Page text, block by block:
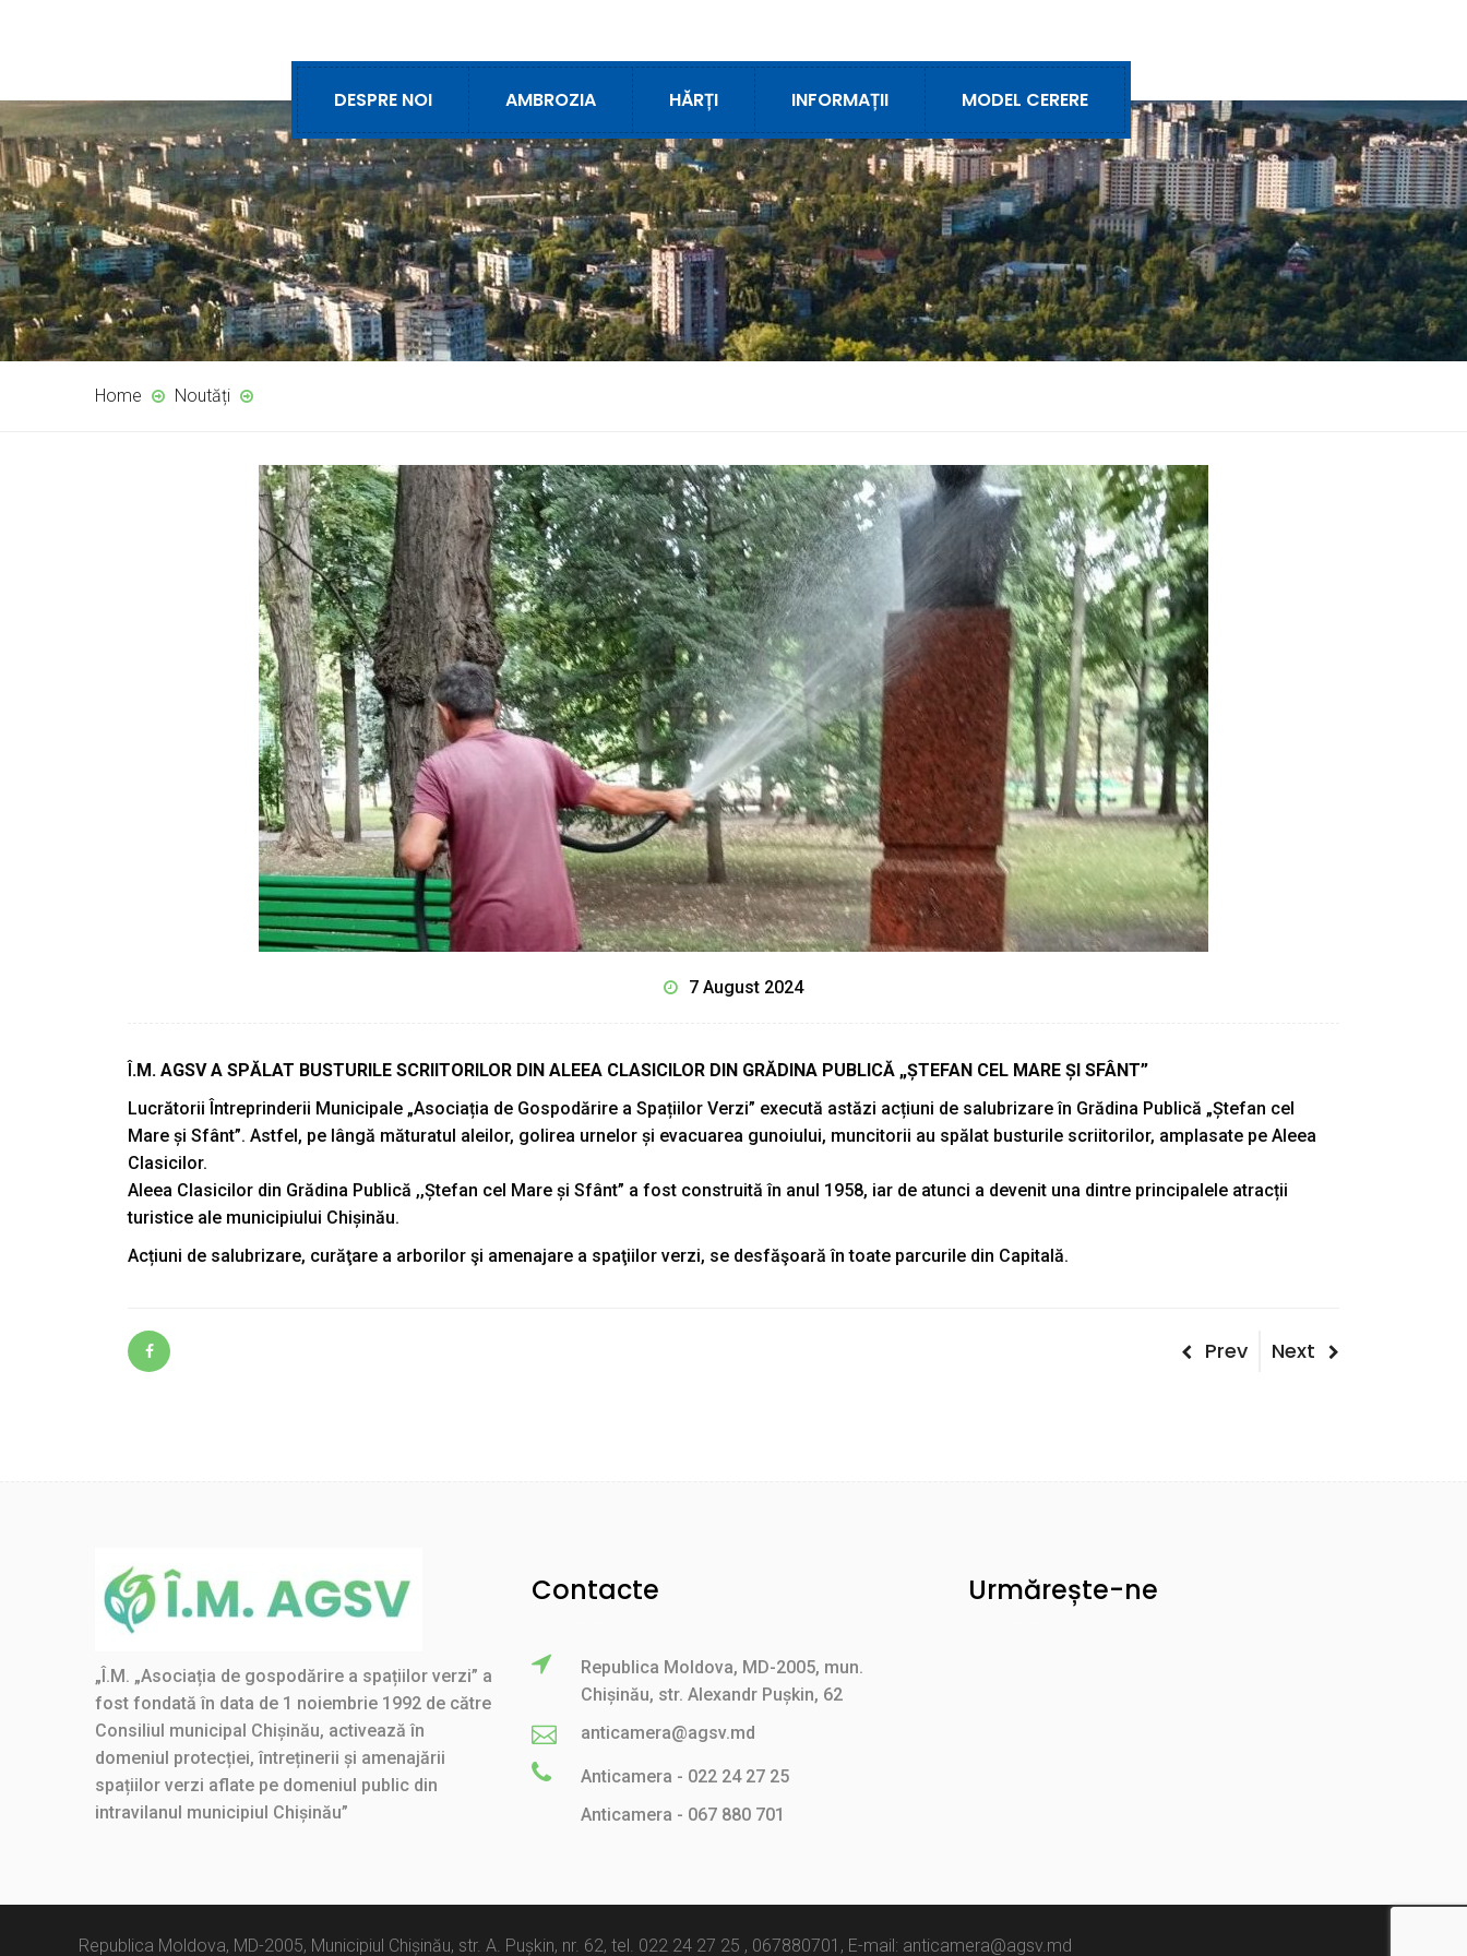
DESPRE NOI AMBROZIA HĂRȚI INFORMAȚII MODEL CERERE
Home Noutăți
7 August 2024
Î.M. AGSV A SPĂLAT BUSTURILE SCRIITORILOR DIN ALEEA CLASICILOR DIN GRĂDINA PUBLICĂ „ȘTEFAN CEL MARE ȘI SFÂNT”
Lucrătorii Întreprinderii Municipale „Asociația de Gospodărire a Spațiilor Verzi” execută astăzi acțiuni de salubrizare în Grădina Publică „Ștefan cel
Mare și Sfânt”. Astfel, pe lângă măturatul aleilor, golirea urnelor și evacuarea gunoiului, muncitorii au spălat busturile scriitorilor, amplasate pe Aleea
Clasicilor.
Aleea Clasicilor din Grădina Publică ,,Ștefan cel Mare și Sfânt” a fost construită în anul 1958, iar de atunci a devenit una dintre principalele atracții
turistice ale municipiului Chișinău.
Acțiuni de salubrizare, curăţare a arborilor şi amenajare a spaţiilor verzi, se desfăşoară în toate parcurile din Capitală.
Post
Previous
Prev
Next
Next
„Î.M. „Asociația de gospodărire a spațiilor verzi” a
fost fondată în data de 1 noiembrie 1992 de către
Consiliul municipal Chișinău, activează în
domeniul protecției, întreținerii și amenajării
spațiilor verzi aflate pe domeniul public din
intravilanul municipiul Chișinău”
Contacte
Republica Moldova, MD-2005, mun.
Chișinău, str. Alexandr Pușkin, 62
anticamera@agsv.md
Anticamera - 022 24 27 25
Anticamera - 067 880 701
Urmărește-ne
Republica Moldova, MD-2005, Municipiul Chișinău, str. A. Pușkin, nr. 62, tel. 022 24 27 25 , 067880701, E-mail: anticamera@agsv.md